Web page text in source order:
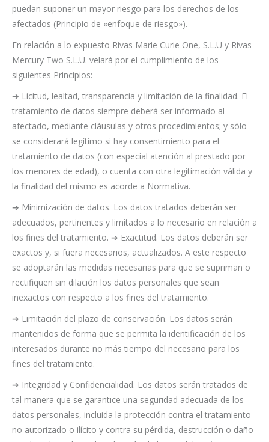
puedan suponer un mayor riesgo para los derechos de los
afectados (Principio de «enfoque de riesgo»).
En relación a lo expuesto Rivas Marie Curie One, S.L.U y Rivas
Mercury Two S.L.U. velará por el cumplimiento de los
siguientes Principios:
➔ Licitud, lealtad, transparencia y limitación de la finalidad. El
tratamiento de datos siempre deberá ser informado al
afectado, mediante cláusulas y otros procedimientos; y sólo
se considerará legítimo si hay consentimiento para el
tratamiento de datos (con especial atención al prestado por
los menores de edad), o cuenta con otra legitimación válida y
la finalidad del mismo es acorde a Normativa.
➔ Minimización de datos. Los datos tratados deberán ser
adecuados, pertinentes y limitados a lo necesario en relación a
los fines del tratamiento. ➔ Exactitud. Los datos deberán ser
exactos y, si fuera necesarios, actualizados. A este respecto
se adoptarán las medidas necesarias para que se supriman o
rectifiquen sin dilación los datos personales que sean
inexactos con respecto a los fines del tratamiento.
➔ Limitación del plazo de conservación. Los datos serán
mantenidos de forma que se permita la identificación de los
interesados durante no más tiempo del necesario para los
fines del tratamiento.
➔ Integridad y Confidencialidad. Los datos serán tratados de
tal manera que se garantice una seguridad adecuada de los
datos personales, incluida la protección contra el tratamiento
no autorizado o ilícito y contra su pérdida, destrucción o daño